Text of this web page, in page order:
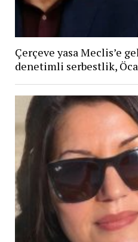
Çerçeve yasa Meclis’e
denetimli serbestlik,